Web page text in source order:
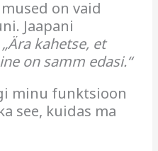
on vaid
Jaapani
„Ära kahetse, et
on samm edasi.“
minu funktsioon
see, kuidas ma